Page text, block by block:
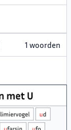
1 woorden